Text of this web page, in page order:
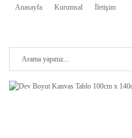
Anasayfa Kurumsal İletişim